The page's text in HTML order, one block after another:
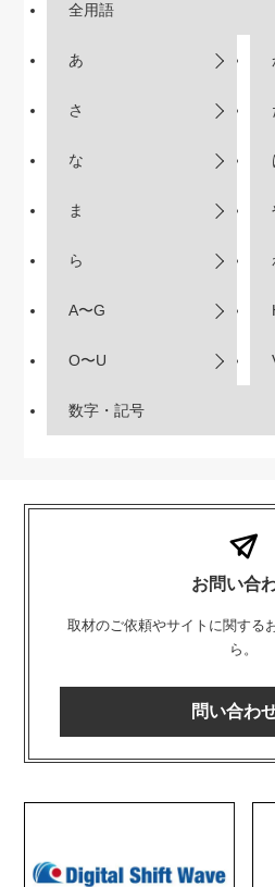
全用語
あ
さ
な
ま
ら
A〜G
O〜U
数字・記号
お問い合
取材のご依頼やサイトに関する
ら。
問い合わ